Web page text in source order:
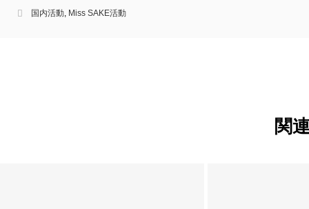
国内活動, Miss SAKE活動
関